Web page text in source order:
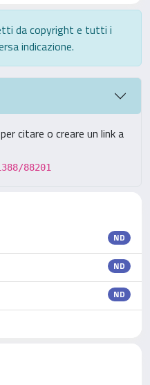
da copyright e tutti i
indicazione.
citare o creare un link a
88201
ND
ND
ND